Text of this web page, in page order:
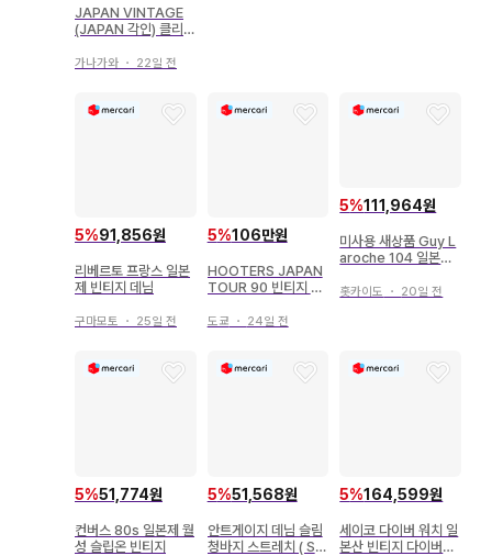
JAPAN VINTAGE
(JAPAN 각인) 클리어
가나가와 ・ 22일 전
5%91,856원
리베르토 프랑스 일본
제 빈티지 데님
구마모토 ・ 25일 전
5%106만원
HOOTERS JAPAN
TOUR 90 빈티지 T
도쿄 ・ 24일 전
5%111,964원
미사용 새상품 Guy L
aroche 104 일본제
홋카이도 ・ 20일 전
5%51,774원
컨버스 80s 일본제 월
성 슬립온 빈티지
5%51,568원
안트게이지 데님 슬림
청바지 스트레치 ( S )
5%164,599원
세이코 다이버 워치 일
본산 빈티지 다이버